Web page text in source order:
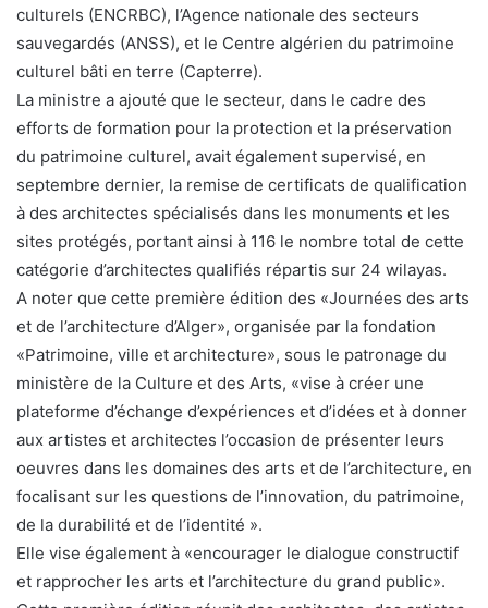
culturels (ENCRBC), l’Agence nationale des secteurs
sauvegardés (ANSS), et le Centre algérien du patrimoine
culturel bâti en terre (Capterre).
La ministre a ajouté que le secteur, dans le cadre des
efforts de formation pour la protection et la préservation
du patrimoine culturel, avait également supervisé, en
septembre dernier, la remise de certificats de qualification
à des architectes spécialisés dans les monuments et les
sites protégés, portant ainsi à 116 le nombre total de cette
catégorie d’architectes qualifiés répartis sur 24 wilayas.
A noter que cette première édition des «Journées des arts
et de l’architecture d’Alger», organisée par la fondation
«Patrimoine, ville et architecture», sous le patronage du
ministère de la Culture et des Arts, «vise à créer une
plateforme d’échange d’expériences et d’idées et à donner
aux artistes et architectes l’occasion de présenter leurs
oeuvres dans les domaines des arts et de l’architecture, en
focalisant sur les questions de l’innovation, du patrimoine,
de la durabilité et de l’identité ».
Elle vise également à «encourager le dialogue constructif
et rapprocher les arts et l’architecture du grand public».